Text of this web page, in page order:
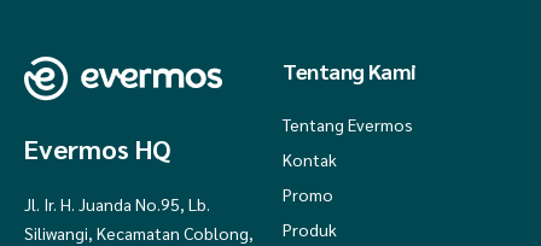
Evermos HQ
Jl. Ir. H. Juanda No.95, Lb.
Siliwangi, Kecamatan Coblong,
Tentang Kami
Tentang Evermos
Kontak
Promo
Produk